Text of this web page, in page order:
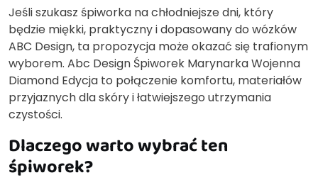
Jeśli szukasz śpiworka na chłodniejsze dni, który
będzie miękki, praktyczny i dopasowany do wózków
ABC Design, ta propozycja może okazać się trafionym
wyborem. Abc Design Śpiworek Marynarka Wojenna
Diamond Edycja to połączenie komfortu, materiałów
przyjaznych dla skóry i łatwiejszego utrzymania
czystości.
Dlaczego warto wybrać ten
śpiworek?